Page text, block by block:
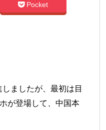
Pocket
ましたが、最初は目
が登場して、中国本